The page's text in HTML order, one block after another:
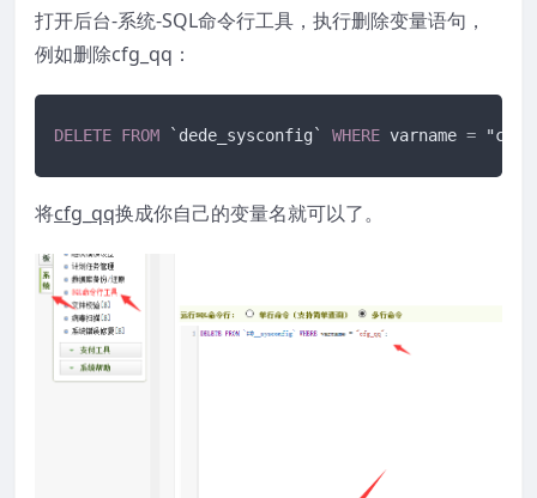
打开后台-系统-SQL命令行工具，执行删除变量语句，
例如删除cfg_qq：
DELETE FROM `dede_sysconfig` WHERE varname =
将cfg_qq换成你自己的变量名就可以了。